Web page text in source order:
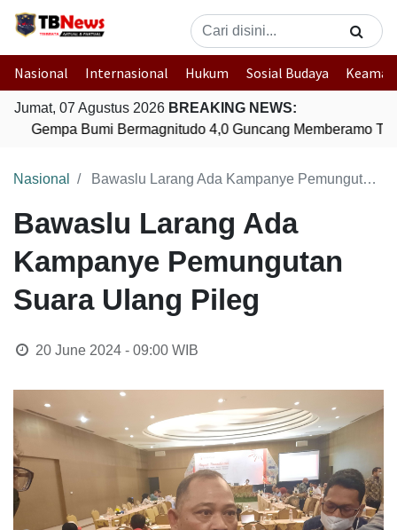
Nasional Internasional Hukum Sosial Budaya
Jumat, 07 Agustus 2026 BREAKING NEWS:
Gempa Bumi Bermagnitudo 4,0 Guncang Memberamo
Nasional Bawaslu Larang Ada Kampanye Pemungutan Suara Ulang Pileg
Bawaslu Larang Ada
Kampanye Pemungutan
Suara Ulang Pileg
20 June 2024 - 09:00WIB